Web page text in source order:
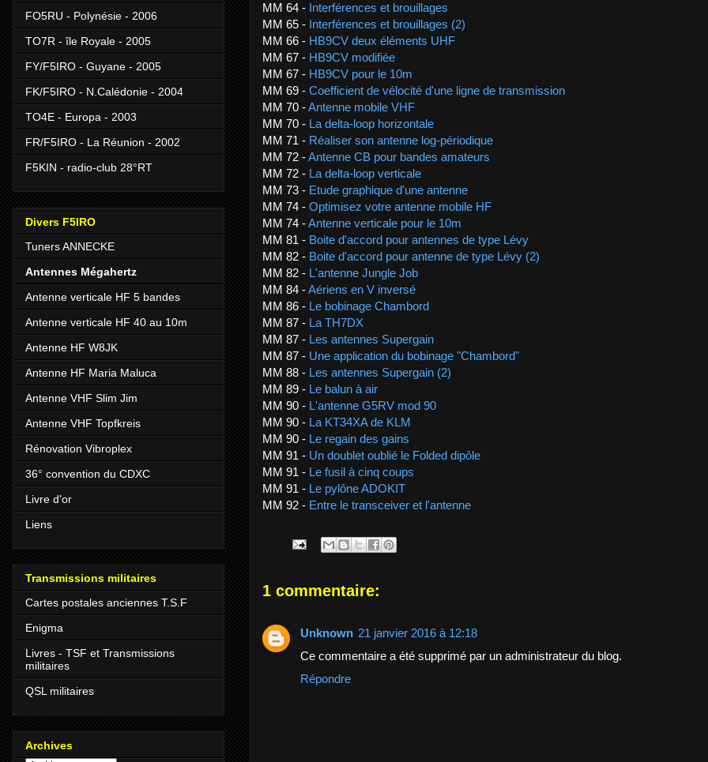
MM 64 - Interférences et brouillages
MM 65 - Interférences et brouillages (2)
MM 66 - HB9CV deux éléments UHF
MM 67 - HB9CV modifiée
MM 67 - HB9CV pour le 10m
MM 69 - Coefficient de vélocité d'une ligne de transmission
MM 70 -Antenne mobile VHF
MM 70 - La delta-loop horizontale
MM 71 - Réaliser son antenne log-périodique
MM 72 -Antenne CB pour bandes amateurs
MM 72 - La delta-loop verticale
MM 73 - Etude graphique d'une antenne
MM 74 - Optimisez votre antenne mobile HF
MM 74 -Antenne verticale pour le 10m
MM 81 - Boite d'accord pour antennes de type Lévy
MM 82 - Boite d'accord pour antenne de type Lévy (2)
MM 82 - L'antenne Jungle Job
MM 84 -Aériens en V inversé
MM 86 - Le bobinage Chambord
MM 87 - La TH7DX
MM 87 - Les antennes Supergain
MM 87 - Une application du bobinage "Chambord"
MM 88 - Les antennes Supergain (2)
MM 89 - Le balun à air
MM 90 - L'antenne G5RV mod 90
MM 90 - La KT34XA de KLM
MM 90 - Le regain des gains
MM 91 - Un doublet oublié le Folded dipôle
MM 91 - Le fusil à cinq coups
MM 91 - Le pylône ADOKIT
MM 92 - Entre le transceiver et l'antenne
1 commentaire:
Unknown 21 janvier 2016 à 12:18
Ce commentaire a été supprimé par un administrateur du blog.
Répondre
FO5RU - Polynésie - 2006
TO7R - île Royale - 2005
FY/F5IRO - Guyane - 2005
FK/F5IRO - N.Calédonie - 2004
TO4E - Europa - 2003
FR/F5IRO - La Réunion - 2002
F5KIN - radio-club 28°RT
Divers F5IRO
Tuners ANNECKE
Antennes Mégahertz
Antenne verticale HF 5 bandes
Antenne verticale HF 40 au 10m
Antenne HF W8JK
Antenne HF Maria Maluca
Antenne VHF Slim Jim
Antenne VHF Topfkreis
Rénovation Vibroplex
36° convention du CDXC
Livre d'or
Liens
Transmissions militaires
Cartes postales anciennes T.S.F
Enigma
Livres - TSF et Transmissions
militaires
QSL militaires
Archives